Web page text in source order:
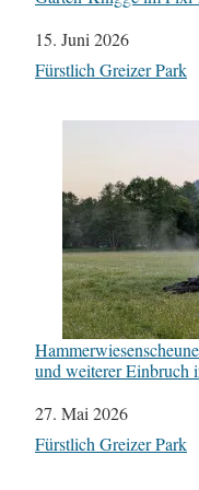
Datum
15. Juni 2026
In Bezug auf
Fürstlich Greizer Park
und weiterer Einbruch
Datum
27. Mai 2026
In Bezug auf
Fürstlich Greizer Park